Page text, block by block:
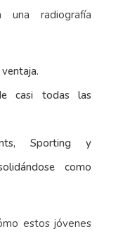
una radiografía
casi todas las
Sporting y
como
estos jóvenes